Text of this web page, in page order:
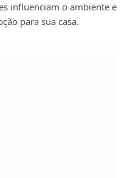
influenciam o ambiente e
para sua casa.